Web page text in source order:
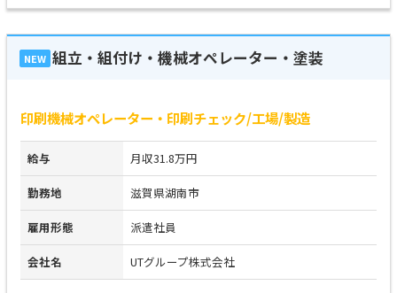
NEW 組立・組付け・機械オペレーター・塗装
印刷機械オペレーター・印刷チェック/工場/製造
給与 月収31.8万円
勤務地 滋賀県湖南市
雇用形態 派遣社員
会社名 UTグループ株式会社